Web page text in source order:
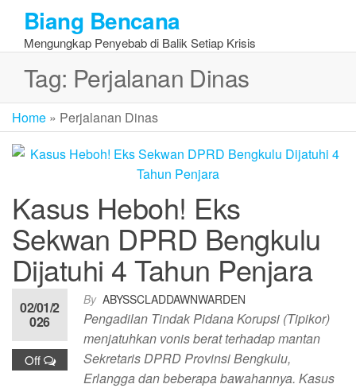
the
content
Biang Bencana
Mengungkap Penyebab di Balik Setiap Krisis
Tag: Perjalanan Dinas
Home » Perjalanan Dinas
Kasus Heboh! Eks
Sekwan DPRD Bengkulu
Dijatuhi 4 Tahun Penjara
By ABYSSCLADDAWNWARDEN
02/01/2
026
Off
Pengadilan Tindak Pidana Korupsi (Tipikor)
menjatuhkan vonis berat terhadap mantan
Sekretaris DPRD Provinsi Bengkulu,
Erlangga dan beberapa bawahannya. Kasus